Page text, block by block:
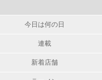
今日は何の日
連載
新着店舗